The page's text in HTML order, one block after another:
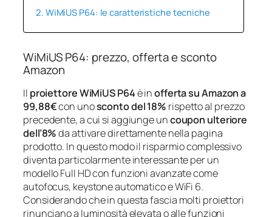
WiMiUS P64: le caratteristiche tecniche
WiMiUS P64: prezzo, offerta e sconto
Amazon
Il proiettore WiMiUS P64è inofferta su Amazon a
99,88€con unosconto del 18% rispetto al prezzo
precedente, a cui si aggiunge uncoupon ulteriore
dell’8%da attivare direttamente nella pagina
prodotto. In questo modo il risparmio complessivo
diventa particolarmente interessante per un
modello Full HD con funzioni avanzate come
autofocus, keystone automatico e WiFi 6.
Considerando che in questa fascia molti proiettori
rinunciano a luminosità elevata o alle funzioni